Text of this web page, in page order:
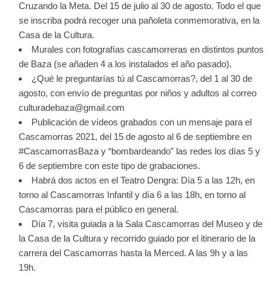
Cruzando la Meta. Del 15 de julio al 30 de agosto. Todo el que
se inscriba podrá recoger una pañoleta conmemorativa, en la
Casa de la Cultura.
Murales con fotografías cascamorreras en distintos puntos
de Baza (se añaden 4 a los instalados el año pasado).
¿Qué le preguntarías tú al Cascamorras?, del 1 al 30 de
agosto, con envío de preguntas por niños y adultos al correo
culturadebaza@gmail.com
Publicación de vídeos grabados con un mensaje para el
Cascamorras 2021, del 15 de agosto al 6 de septiembre en
#CascamorrasBaza y “bombardeando” las redes los días 5 y
6 de septiembre con este tipo de grabaciones.
Habrá dos actos en el Teatro Dengra: Día 5 a las 12h, en
torno al Cascamorras Infantil y día 6 a las 18h, en torno al
Cascamorras para el público en general.
Día 7, visita guiada a la Sala Cascamorras del Museo y de
la Casa de la Cultura y recorrido guiado por el itinerario de la
carrera del Cascamorras hasta la Merced. A las 9h y a las
19h.